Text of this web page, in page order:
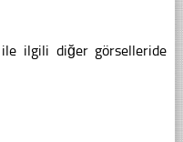
ilgili diğer görselleride